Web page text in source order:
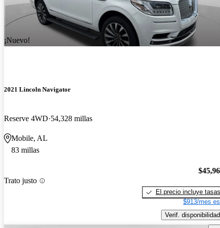
¡Nuevo!
2021 Lincoln Navigator
Reserve 4WD 54,328 millas
Mobile, AL
83 millas
Trato justo
El precio incluye tasas
$913/mes
Verif. disponibilidad